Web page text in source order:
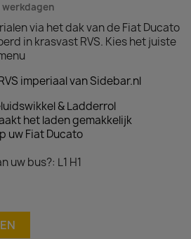
werkdagen
via het dak van de Fiat Ducato
in krasvast RVS. Kies het juiste
imperiaal van Sidebar.nl
& Ladderrol
het laden gemakkelijk
uw Fiat Ducato
uw bus?: L1 H1